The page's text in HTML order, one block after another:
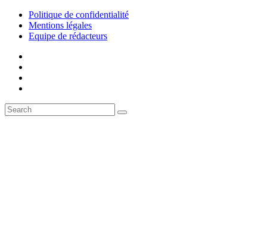
Politique de confidentialité
Mentions légales
Equipe de rédacteurs